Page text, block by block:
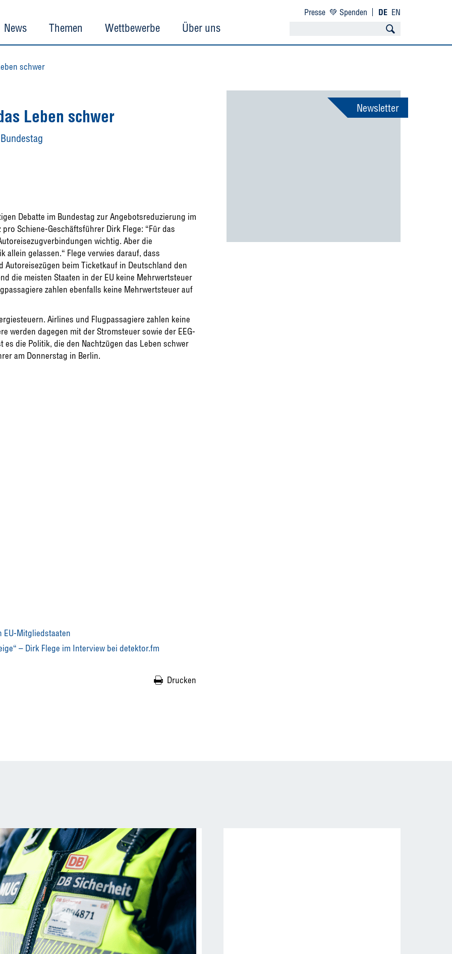
News Themen Wettbewerbe Über uns
Presse 💚 Spenden DE EN
schwer
Leben schwer
Debatte im Bundestag zur Angebotsreduzierung im
Schiene-Geschäftsführer Dirk Flege: “Für das
wichtig. Aber die
gelassen.“ Flege verwies darauf, dass
beim Ticketkauf in Deutschland den
die meisten Staaten in der EU keine Mehrwertsteuer
zahlen ebenfalls keine Mehrwertsteuer auf
Airlines und Flugpassagiere zahlen keine
werden dagegen mit der Stromsteuer sowie der EEG-
die Politik, die den Nachtzügen das Leben schwer
am Donnerstag in Berlin.
EU-Mitgliedstaaten
– Dirk Flege im Interview bei detektor.fm
Drucken
Newsletter